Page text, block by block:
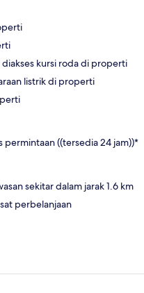
kursi roda di properti
listrik di properti
((tersedia 24 jam))*
sekitar dalam jarak 1.6 km
perbelanjaan